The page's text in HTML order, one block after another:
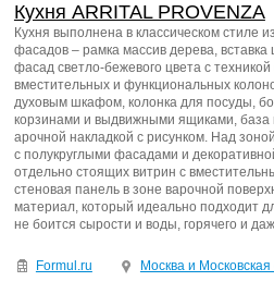
Кухня ARRITAL PROVENZA
Кухня выполнена в классическом
фасадов – рамка массив дерева,
фасад светло-бежевого цвета с
вместительных и функциональных
духовым шкафом, колонка для посуды,
корзинами и выдвижными ящиками, база
арочной накладкой с рисунком. Над
с полукруглыми фасадами и
отдельно стоящих витрин с
стеновая панель в зоне варочной
материал, который идеально подходит
не боится сырости и воды, горячего и
Formul.ru Москва и Московская